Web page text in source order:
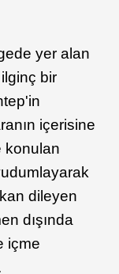
yer alan
bir
içerisine
konulan
dileyen
dışında
içme